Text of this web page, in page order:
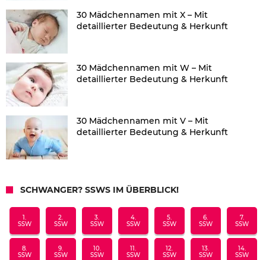
30 Mädchennamen mit X – Mit
detaillierter Bedeutung & Herkunft
30 Mädchennamen mit W – Mit
detaillierter Bedeutung & Herkunft
30 Mädchennamen mit V – Mit
detaillierter Bedeutung & Herkunft
SCHWANGER? SSWS IM ÜBERBLICK!
1.
SSW
2.
SSW
3.
SSW
4.
SSW
5.
SSW
6.
SSW
7.
SSW
8.
SSW
9.
SSW
10.
SSW
11.
SSW
12.
SSW
13.
SSW
14.
SSW